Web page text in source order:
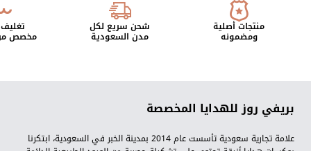
منتجات أصلية
ومضمونه
شحن سريع لكل
مدن السعودية مخصص
بريفي روز للهدايا المخصصة
علامة تجارية سعودية تأسست عام 2014 بمدينة الخبر في السعودية، ابتكرنا